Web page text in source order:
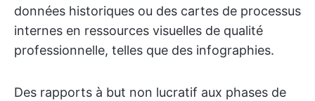
données historiques ou des cartes de processus
internes en ressources visuelles de qualité
professionnelle, telles que des infographies.
Des rapports à but non lucratif aux phases de